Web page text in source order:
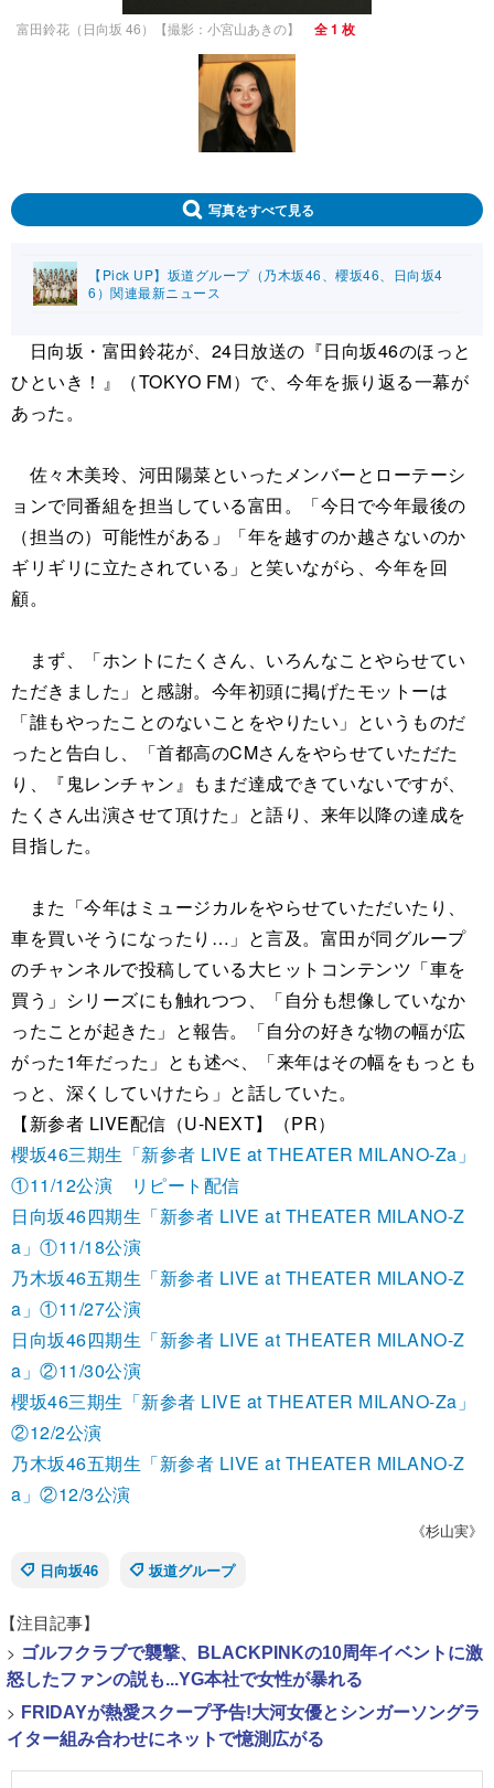
富田鈴花（日向坂 46）【撮影：小宮山あきの】 全 1 枚
写真をすべて見る
【Pick UP】坂道グループ（乃木坂46、櫻坂46、日向坂4
6）関連最新ニュース
日向坂・富田鈴花が、24日放送の『日向坂46のほっと
ひといき！』（TOKYO FM）で、今年を振り返る一幕が
あった。
佐々木美玲、河田陽菜といったメンバーとローテーシ
ョンで同番組を担当している富田。「今日で今年最後の
（担当の）可能性がある」「年を越すのか越さないのか
ギリギリに立たされている」と笑いながら、今年を回
顧。
まず、「ホントにたくさん、いろんなことやらせてい
ただきました」と感謝。今年初頭に掲げたモットーは
「誰もやったことのないことをやりたい」というものだ
ったと告白し、「首都高のCMさんをやらせていただた
り、『鬼レンチャン』もまだ達成できていないですが、
たくさん出演させて頂けた」と語り、来年以降の達成を
目指した。
また「今年はミュージカルをやらせていただいたり、
車を買いそうになったり…」と言及。富田が同グループ
のチャンネルで投稿している大ヒットコンテンツ「車を
買う」シリーズにも触れつつ、「自分も想像していなか
ったことが起きた」と報告。「自分の好きな物の幅が広
がった1年だった」とも述べ、「来年はその幅をもっとも
っと、深くしていけたら」と話していた。
【新参者 LIVE配信（U-NEXT】（PR）
櫻坂46三期生「新参者 LIVE at THEATER MILANO-Za」
①11/12公演 リピート配信
日向坂46四期生「新参者 LIVE at THEATER MILANO-Z
a」①11/18公演
乃木坂46五期生「新参者 LIVE at THEATER MILANO-Z
a」①11/27公演
日向坂46四期生「新参者 LIVE at THEATER MILANO-Z
a」②11/30公演
櫻坂46三期生「新参者 LIVE at THEATER MILANO-Za」
②12/2公演
乃木坂46五期生「新参者 LIVE at THEATER MILANO-Z
a」②12/3公演
《杉山実》
日向坂46
坂道グループ
【注目記事】
> ゴルフクラブで襲撃、BLACKPINKの10周年イベントに激
怒したファンの説も...YG本社で女性が暴れる
> FRIDAYが熱愛スクープ予告!大河女優とシンガーソングラ
イター組み合わせにネットで憶測広がる